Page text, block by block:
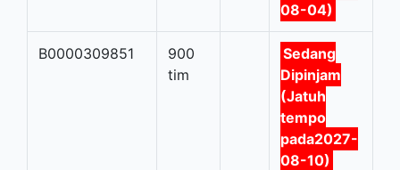
08-04)
B0000309851
900
tim
Sedang
Dipinjam
(Jatuh
tempo
pada2027-
08-10)